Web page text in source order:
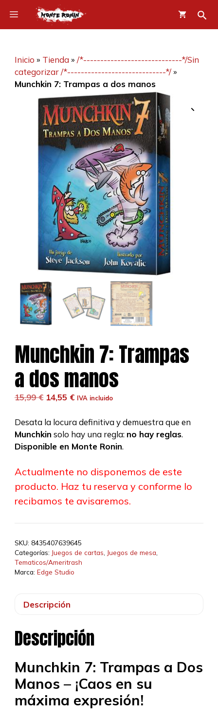
contenido
Menú
Inicio » Tienda» /*-----------------------------*/Sin
categorizar /*-----------------------------*/»
Munchkin 7: Trampas a dos manos
Munchkin 7: Trampas
a dos manos
15,99€ El
original
era:
15,99 €.
14,55 €El
actual
es:
14,55 €.
IVA incluido
Desata la locura definitiva y demuestra que en
Munchkin solo hay una regla: no hay reglas.
Disponible en Monte Ronin.
Actualmente no disponemos de este
producto. Haz tu reserva y conforme lo
recibamos te avisaremos.
SKU: 8435407639645
Categorías: Juegos de cartas Juegos de mesa
Tematicos/Ameritrash
Marca: Edge Studio
Descripción
Descripción
Munchkin 7: Trampas a Dos
Manos – ¡Caos en su
máxima expresión!